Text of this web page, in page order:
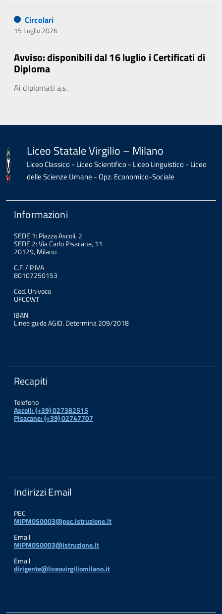
Circolari
15 Luglio 2026
Avviso: disponibili dal 16 luglio i Certificati di
Diploma
Ai diplomati a.s.
Liceo Statale Virgilio – Milano
Liceo Classico - Liceo Scientifico - Liceo Linguistico - Liceo
delle Scienze Umane - Opz. Economico-Sociale
Informazioni
SEDE 1: Piazza Ascoli, 2
SEDE 2: Via Carlo Pisacane, 11
20129, Milano
C.F. / P.IVA
80107250153
Cod. Univoco
UFC0WT
IBAN
Linee guida AGID. Determina 209/2018
Recapiti
Telefono
Ascoli: (+39) 027382515
Pisacane: (+39) 02747707
Indirizzi Email
PEC
MIPM050003@pec.istruzione.it
Email
MIPM050003@istruzione.it
Email
dirigente@liceovirgiliomilano.it